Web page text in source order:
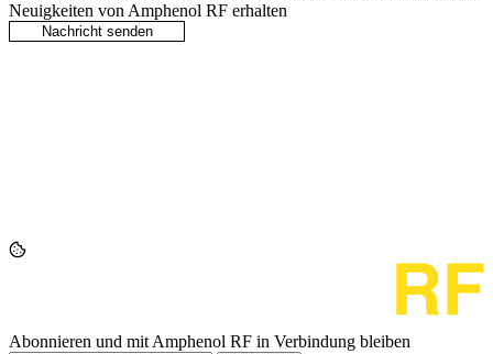
Neuigkeiten von Amphenol RF erhalten
Abonnieren und mit Amphenol RF in Verbindung bleiben